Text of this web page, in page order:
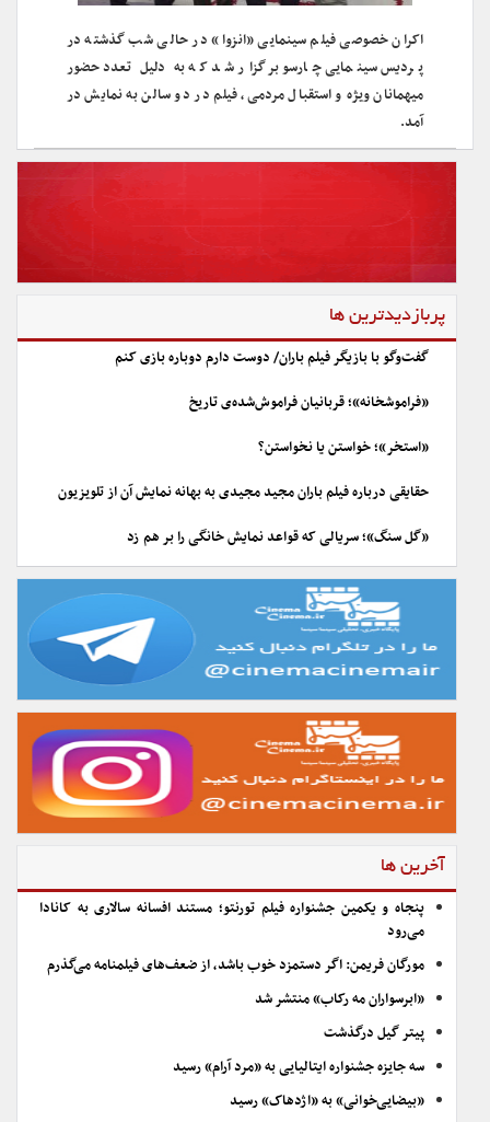
اکران خصوصی فیلم سینمایی «انزوا» در حالی شب گذشته در
پردیس سینمایی چارسو برگزار شد که به دلیل تعدد حضور
میهمانان ویژه و استقبال مردمی، فیلم در دو سالن به نمایش در
آمد.
پربازدیدترین ها
گفت‌وگو با بازیگر فیلم باران/ دوست دارم دوباره بازی کنم
«فراموشخانه»؛ قربانیان فراموش‌شده‌ی تاریخ
«استخر»؛ خواستن یا نخواستن؟
حقایقی درباره فیلم باران مجید مجیدی به بهانه نمایش آن از تلویزیون
«گل سنگ»؛ سریالی که قواعد نمایش خانگی را بر هم زد
آخرین ها
پنجاه و یکمین جشنواره فیلم تورنتو؛ مستند افسانه سالاری به کانادا
می‌رود
مورگان فریمن: اگر دستمزد خوب باشد، از ضعف‌های فیلمنامه می‌گذرم
«ابرسواران مه رکاب» منتشر شد
پیتر گیل درگذشت
سه جایزه جشنواره ایتالیایی به «مرد آرام» رسید
«بیضایی‌خوانی» به «اژدهاک» رسید